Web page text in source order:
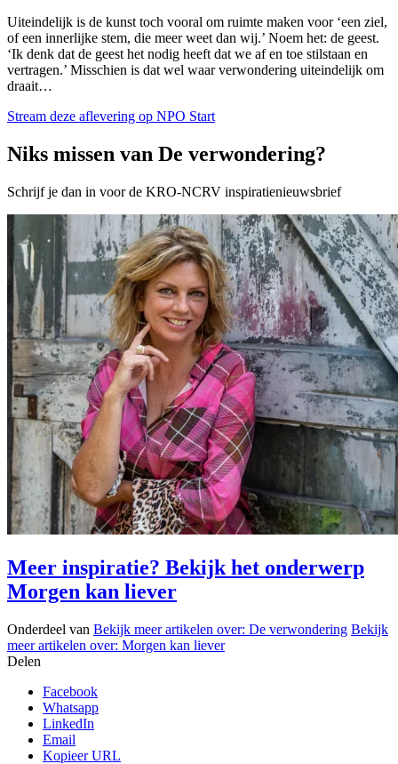
Uiteindelijk is de kunst toch vooral om ruimte maken voor ‘een ziel,
of een innerlijke stem, die meer weet dan wij.’ Noem het: de geest.
‘Ik denk dat de geest het nodig heeft dat we af en toe stilstaan en
vertragen.’ Misschien is dat wel waar verwondering uiteindelijk om
draait…
Stream deze aflevering op NPO Start
Niks missen van De verwondering?
Schrijf je dan in voor de KRO-NCRV inspiratienieuwsbrief
Meer inspiratie? Bekijk het onderwerp
Morgen kan liever
Onderdeel van Bekijk meer artikelen over: De verwondering Bekijk
meer artikelen over: Morgen kan liever
Delen
Facebook
Whatsapp
LinkedIn
Email
Kopieer URL